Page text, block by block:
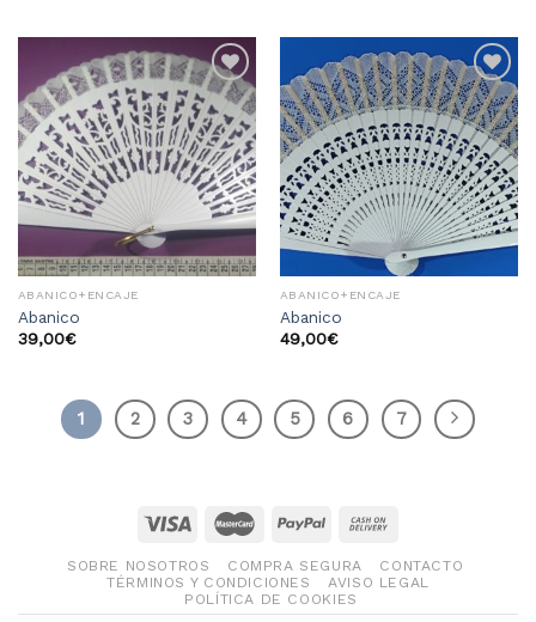
Añadir
a la
lista
de
deseos
ABANICO+ENCAJE
Abanico
39,00€
Añadir
a la
lista
de
deseos
ABANICO+ENCAJE
Abanico
49,00€
1 2 3 4 5 6 7
SOBRE NOSOTROS COMPRA SEGURA
CONTACTO
TÉRMINOS Y CONDICIONES
AVISO LEGAL
POLÍTICA DE COOKIES